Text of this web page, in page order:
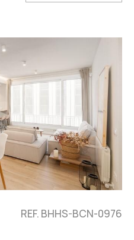
REF. BHHS-BCN-0976